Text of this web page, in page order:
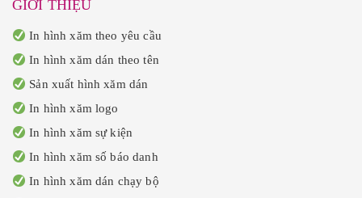
GIỚI THIỆU
In hình xăm theo yêu cầu
In hình xăm dán theo tên
Sản xuất hình xăm dán
In hình xăm logo
In hình xăm sự kiện
In hình xăm số báo danh
In hình xăm dán chạy bộ